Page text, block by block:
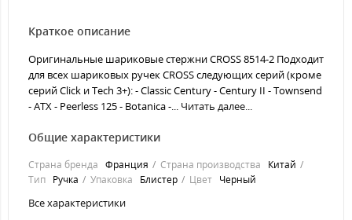
Краткое описание
Оригинальные шариковые стержни CROSS 8514-2 Подходит
для всех шариковых ручек CROSS следующих серий (кроме
серий Click и Tech 3+): - Classic Century - Century II - Townsend
- ATX - Peerless 125 - Botanica -... Читать далее...
Общие характеристики
Страна бренда Франция Страна производства
Китай
Тип Ручка Упаковка Блистер Цвет Черный
Все характеристики